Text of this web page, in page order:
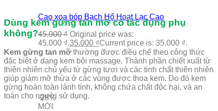
Cao xoa bóp Bạch Hổ Hoạt Lạc Cao
45.000₫ Original price was:
45.000 ₫.35.000 ₫Current price is: 35.000 ₫.
-28%
MỚI
Dùng kem gừng tan mỡ có tác dụng phụ
không?
Kem gừng tan mỡthường được điều chế theo công thức
đặc biệt ở dạng kem bôi massage. Thành phần chiết xuất từ
thiên nhiên chủ yếu từ gừng tươi và các tinh chất thiên nhiên
giúp giảm mỡ thừa ở các vùng được thoa kem. Do đó kem
gừng hoàn toàn lành tính, không chứa chất độc hại, và an
toàn cho người sử dụng.